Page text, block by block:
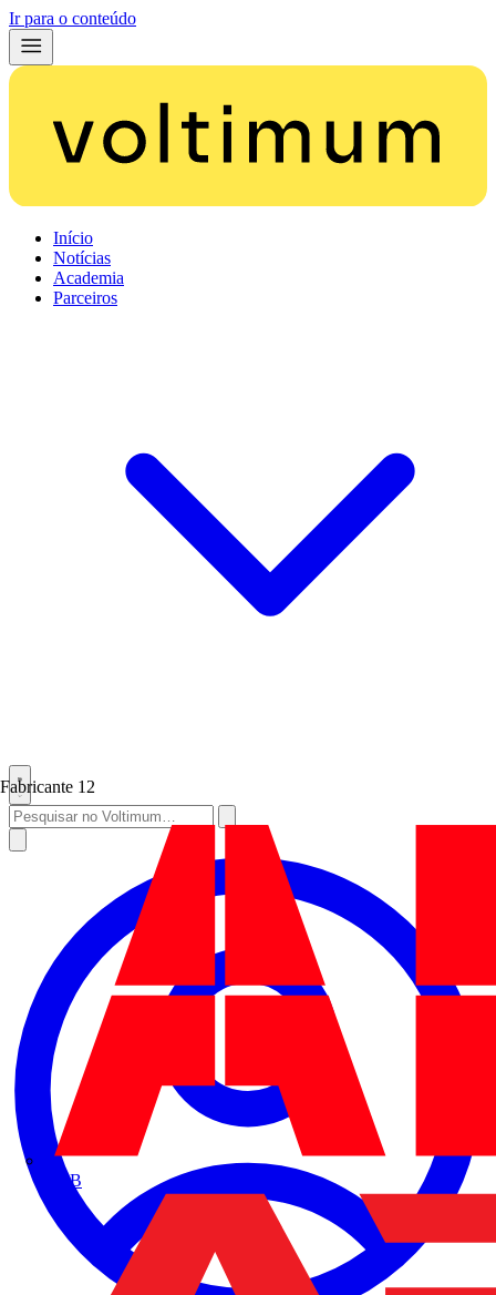
Ir para o conteúdo
Início
Notícias
Academia
Parceiros
Fabricante 12
ABB